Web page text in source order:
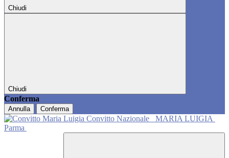
Chiudi
Chiudi
Conferma
Annulla Conferma
Convitto Nazionale
MARIA LUIGIA
Parma